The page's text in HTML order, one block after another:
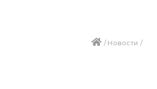
/Новости /